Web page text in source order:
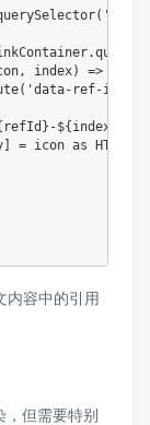
(
.
, index) =>
( 'data-ref-id'
refId } -${index
] = icon as
内容中的引用
但需要特别